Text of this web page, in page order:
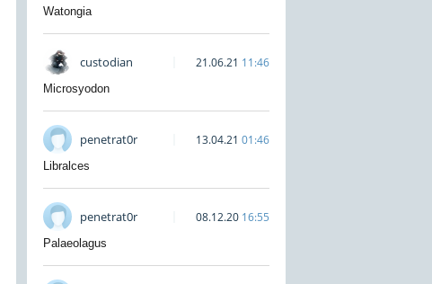
Watongia
custodian 21.06.21 11:46
Microsyodon
penetrat0r 13.04.21 01:46
Libralces
penetrat0r 08.12.20 16:55
Palaeolagus